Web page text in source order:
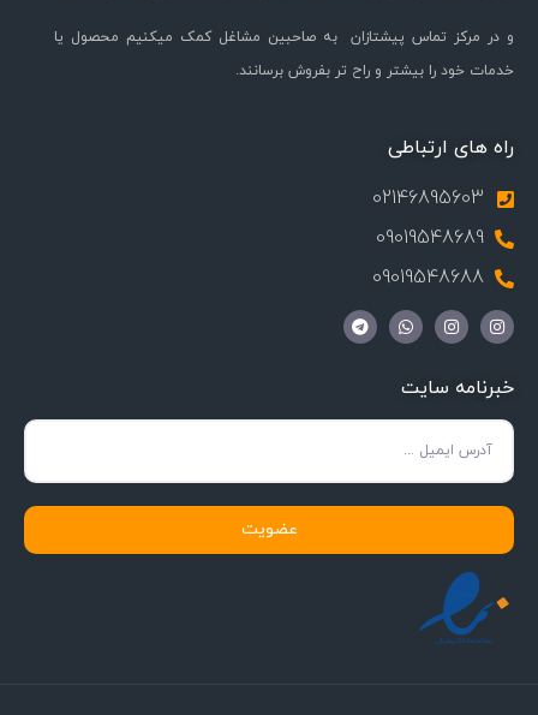
و در مرکز تماس پیشتازان به صاحبین مشاغل کمک میکنیم محصول یا
خدمات خود را بیشتر و راح تر بفروش برسانند.
راه های ارتباطی
02146895603
09019548689
09019548688
خبرنامه سایت
عضویت